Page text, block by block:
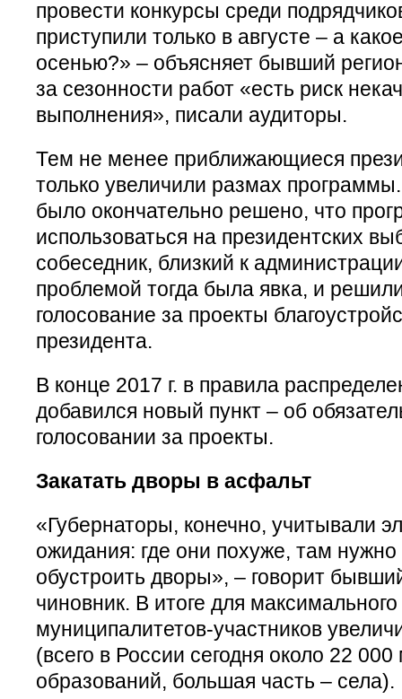
провести конкурсы среди
приступили только в августе – а
осенью?» – объясняет бывший
за сезонности работ «есть риск
выполнения», писали аудиторы.
Тем не менее приближающиеся
только увеличили размах
было окончательно решено, что
использоваться на президентских
собеседник, близкий к
проблемой тогда была явка, и
голосование за проекты
президента.
В конце 2017 г. в правила
добавился новый пункт – об
голосовании за проекты.
Закатать дворы в асфальт
«Губернаторы, конечно, учитывали
ожидания: где они похуже, там
обустроить дворы», – говорит
чиновник. В итоге для
муниципалитетов-участников
(всего в России сегодня около 22
образований, большая часть – села).